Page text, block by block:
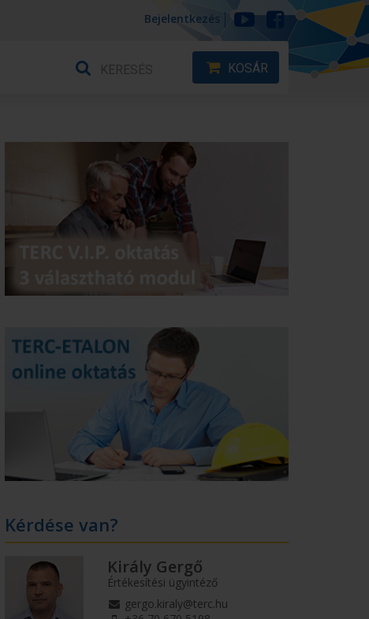
Bejelentkezés
KOSÁR
Kérdése van?
Király Gergő
Értékesítési ügyintéző
gergo.kiraly@terc.hu